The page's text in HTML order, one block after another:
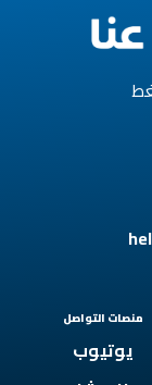
منصات التواصل
يوتيوب